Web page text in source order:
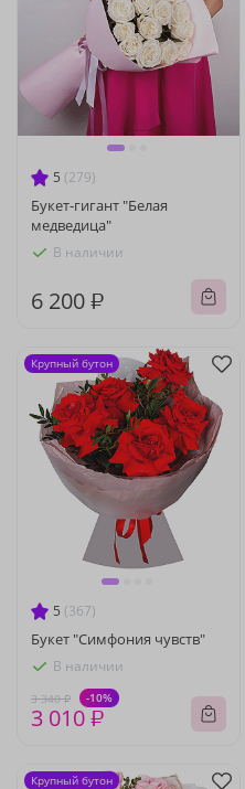
5 (279)
Букет-гигант "Белая
медведица"
В наличии
6 200 ₽
5 (367)
Букет "Симфония чувств"
В наличии
3 340 ₽ -10%
3 010 ₽
Крупный бутон
Крупный бутон